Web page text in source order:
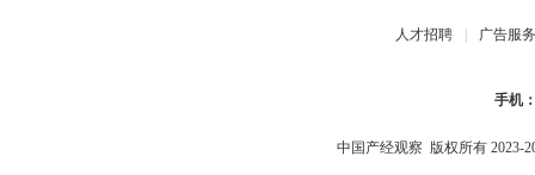
人才招聘 广告服务
手机
中国产经观察 版权所有 2023-